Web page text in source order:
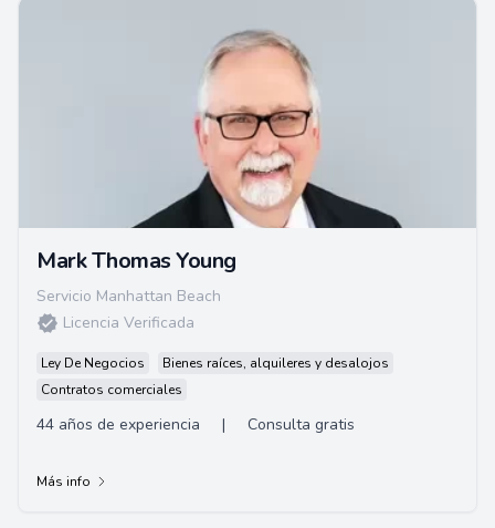
Mark Thomas Young
Servicio Manhattan Beach
Licencia Verificada
Ley De Negocios
Bienes raíces, alquileres y desalojos
Contratos comerciales
44 años de experiencia | Consulta gratis
Más info